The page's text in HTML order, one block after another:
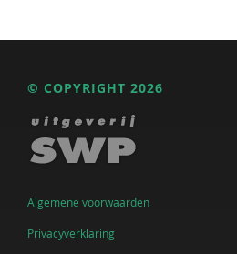
© COPYRIGHT 2026
Algemene voorwaarden
Privacyverklaring